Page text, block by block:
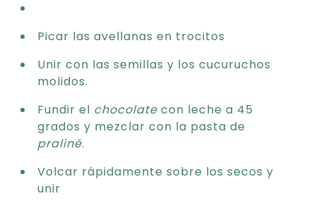
Picar las avellanas en trocitos
Unir con las semillas y los cucuruchos
molidos.
Fundir el chocolate con leche a 45
grados y mezclar con la pasta de
praliné.
Volcar rápidamente sobre los secos y
unir